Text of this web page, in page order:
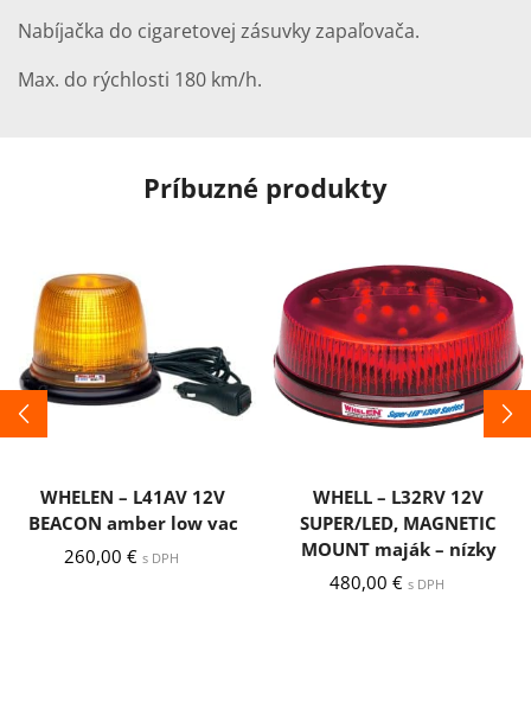
Nabíjačka do cigaretovej zásuvky zapaľovača.
Max. do rýchlosti 180 km/h.
Príbuzné produkty
WHELEN – L41AV 12V
BEACON amber low vac
260,00 € s DPH
WHELL – L32RV 12V
SUPER/LED, MAGNETIC
MOUNT maják – nízky
480,00 € s DPH